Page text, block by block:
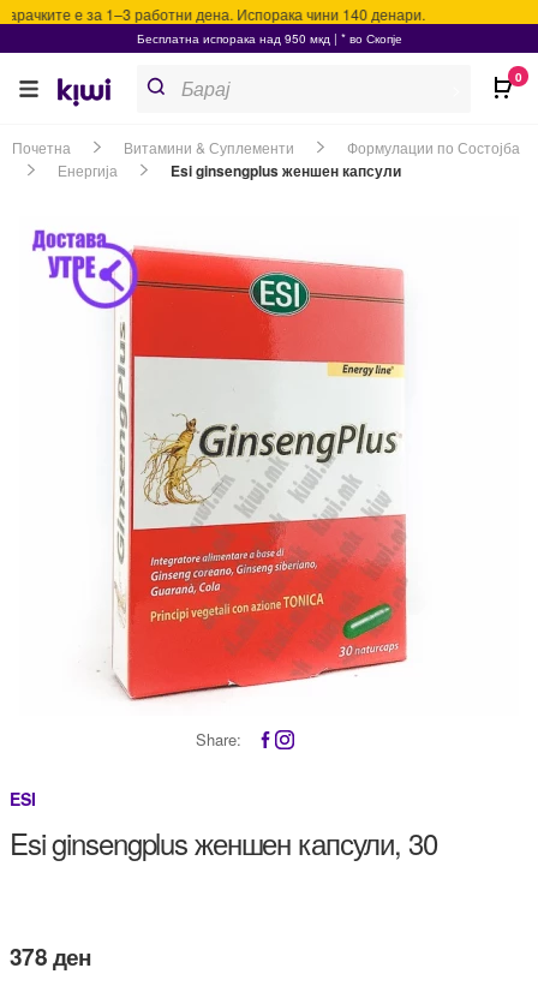
е за 1–3 работни дена. Испорака чини 140 денари.
Бесплатна испорака над 950 мкд | * во Скопје
search
Почетна Витамини & Суплементи
Формулации по Состојба
Енергија
Esi ginsengplus женшен капсули
Share:
ESI
Esi ginsengplus женшен капсули, 30
378ден
0